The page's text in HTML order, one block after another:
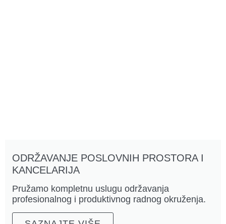
ODRŽAVANJE POSLOVNIH PROSTORA I
KANCELARIJA
Pružamo kompletnu uslugu održavanja
profesionalnog i produktivnog radnog okruženja.